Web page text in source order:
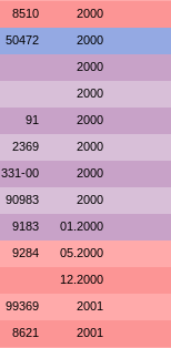
8510 2000
50472 2000
2000
2000
91 2000
2369 2000
331-00 2000
90983 2000
9183 01.2000
9284 05.2000
12.2000
99369 2001
8621 2001